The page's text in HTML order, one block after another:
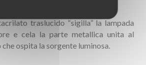
traslucido “sigilla” la lampada
e cela la parte metallica unita al
ospita la sorgente luminosa.